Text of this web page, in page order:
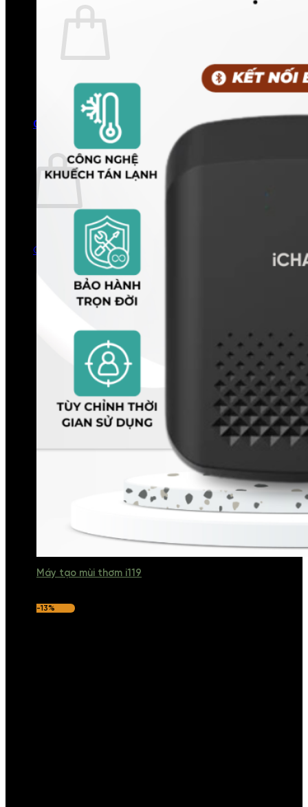
Chưa có sản phẩm trong giỏ hàng.
Quay trở lại cửa hàng
0
Giỏ hàng
Chưa có sản phẩm trong giỏ hàng.
Quay trở lại cửa hàng
Máy tạo mùi thơm i119
-13%